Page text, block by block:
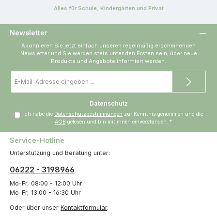
Alles für Schule, Kindergarten und Privat
Newsletter
Abonnieren Sie jetzt einfach unseren regelmäßig erscheinenden
Newsletter und Sie werden stets unter den Ersten sein, über neue
Produkte und Angebote informiert werden.
Mail-
Datenschutz
Ich habe die Datenschutzbestimmungen
zur Kenntnis genommen und die
AGB gelesen und bin mit ihnen einverstanden. *
Service-Hotline
Unterstützung und Beratung unter:
06222 - 3198966
Mo-Fr, 08:00 - 12:00 Uhr
Mo-Fr, 13:00 - 16:30 Uhr
Oder über unser Kontaktformular.